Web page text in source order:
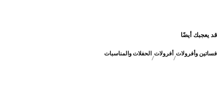
قد يعجبك أيضًا
فساتين وأفرولات أفرولات الحفلات والمناسبات